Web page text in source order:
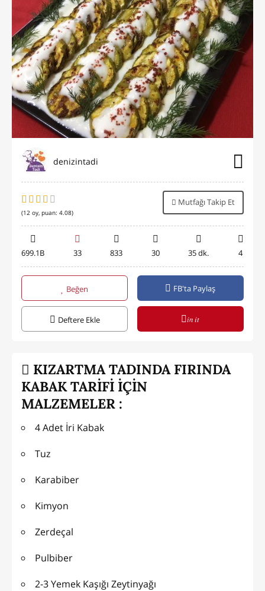
denizintadi
(12 oy, puan: 4.08)
Mutfağı Takip Et
699.1B 33 833 30 35 dk. 4
Beğen FB'ta Paylaş
Deftere Ekle in it
KIZARTMA TADINDA FIRINDA
KABAK TARİFİ İÇİN
MALZEMELER :
4 Adet İri Kabak
Tuz
Karabiber
Kimyon
Zerdeçal
Pulbiber
2-3 Yemek Kaşığı Zeytinyağı